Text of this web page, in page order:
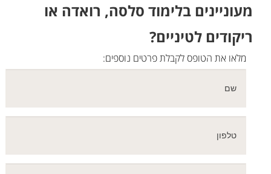
מעוניינים בלימוד סלסה, רואדה או
ריקודים לטיניים?
מלאו את הטופס לקבלת פרטים נוספים: